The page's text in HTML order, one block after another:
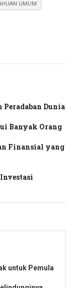
UMUM
Peradaban Dunia
Banyak Orang
Finansial yang
untuk Pemula